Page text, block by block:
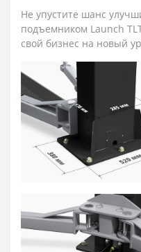
Не упустите шанс
подъемником Launch
свой бизнес на новый